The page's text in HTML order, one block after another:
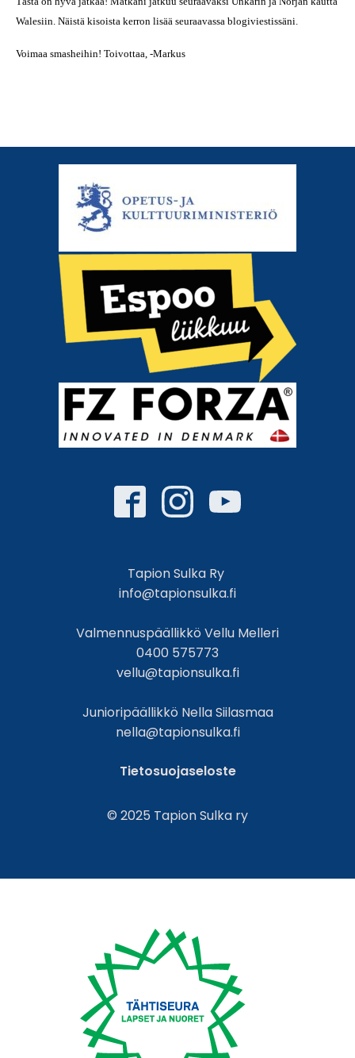
Walesiin. Näistä kisoista kerron lisää seuraavassa blogiviestissäni.
Voimaa smasheihin! Toivottaa, -Markus
Tapion Sulka Ry
info@tapionsulka.fi
Valmennuspäällikkö Vellu Melleri
0400 575773
vellu@tapionsulka.fi
Junioripäällikkö Nella Siilasmaa
nella@tapionsulka.fi
Tietosuojaseloste
© 2025 Tapion Sulka ry